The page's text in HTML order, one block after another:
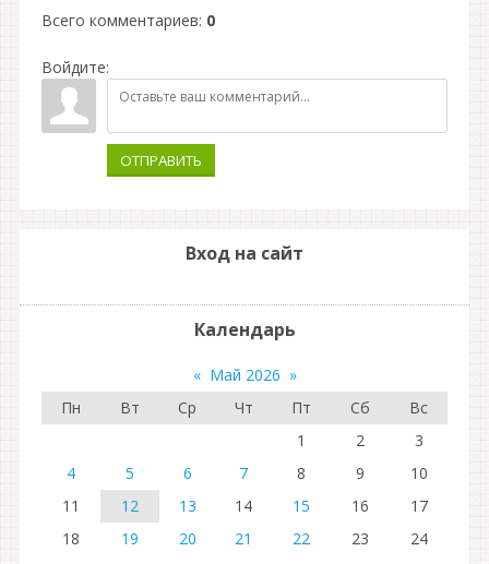
Всего комментариев: 0
Войдите:
ОТПРАВИТЬ
Вход на сайт
Календарь
« Май 2026 »
Пн
Вт Ср Чт Пт Сб
Вс
1
2
3
4
5 6 7 8 9
10
11
12 13 14 15 16
17
18
19 20 21 22 23
24